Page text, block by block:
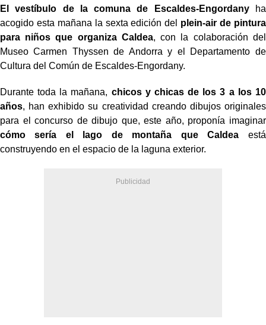
El vestíbulo de la comuna de Escaldes-Engordanyha
acogido esta mañana la sexta edición del plein-air de pintura
para niños que organiza Caldea, con la colaboración del
Museo Carmen Thyssen de Andorra y el Departamento de
Cultura del Común de Escaldes-Engordany.
Durante toda la mañana, chicos y chicas de los 3 a los 10
años, han exhibido su creatividad creando dibujos originales
para el concurso de dibujo que, este año, proponía imaginar
cómo sería el lago de montaña que Caldea está
construyendo en el espacio de la laguna exterior.